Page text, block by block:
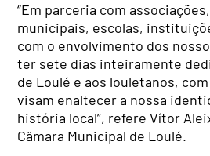
“Em parceria com
municipais, escolas,
com o envolvimento dos
ter sete dias inteiramente
de Loulé e aos louletanos,
visam enaltecer a nossa
história local”, refere Vítor
Câmara Municipal de Loulé.